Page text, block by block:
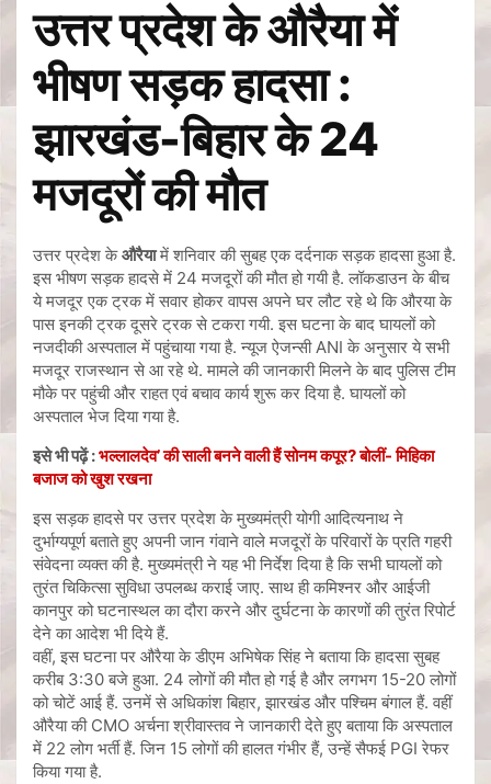
उत्तर प्रदेश के औरैया में
भीषण सड़क हादसा :
झारखंड-बिहार के 24
मजदूरों की मौत
उत्तर प्रदेश केऔरैयामें शनिवार की सुबह एक दर्दनाक सड़क हादसा हुआ है.
इस भीषण सड़क हादसे में 24 मजदूरों की मौत हो गयी है. लॉकडाउन के बीच
ये मजदूर एक ट्रक में सवार होकर वापस अपने घर लौट रहे थे कि औरया के
पास इनकी ट्रक दूसरे ट्रक से टकरा गयी. इस घटना के बाद घायलों को
नजदीकी अस्पताल में पहुंचाया गया है. न्यूज ऐजन्सी ANI के अनुसार ये सभी
मजदूर राजस्थान से आ रहे थे. मामले की जानकारी मिलने के बाद पुलिस टीम
मौके पर पहुंची और राहत एवं बचाव कार्य शुरू कर दिया है. घायलों को
अस्पताल भेज दिया गया है.
इसे भी पढ़ें :भल्‍लालदेव’ की साली बनने वाली हैं सोनम कपूर? बोलीं- मिहिका
बजाज को खुश रखना
इस सड़क हादसे पर उत्तर प्रदेश के मुख्यमंत्री योगी आदित्यनाथ ने
दुर्भाग्यपूर्ण बताते हुए अपनी जान गंवाने वाले मजदूरों के परिवारों के प्रति गहरी
संवेदना व्यक्त की है. मुख्यमंत्री ने यह भी निर्देश दिया है कि सभी घायलों को
तुरंत चिकित्सा सुविधा उपलब्ध कराई जाए. साथ ही कमिश्नर और आईजी
कानपुर को घटनास्थल का दौरा करने और दुर्घटना के कारणों की तुरंत रिपोर्ट
देने का आदेश भी दिये हैं.
वहीं, इस घटना पर औरैया के डीएम अभिषेक सिंह ने बताया कि हादसा सुबह
करीब 3:30 बजे हुआ. 24 लोगों की मौत हो गई है और लगभग 15-20 लोगों
को चोटें आई हैं. उनमें से अधिकांश बिहार, झारखंड और पश्चिम बंगाल हैं. वहीं
औरैया की CMO अर्चना श्रीवास्तव ने जानकारी देते हुए बताया कि अस्पताल
में 22 लोग भर्ती हैं. जिन 15 लोगों की हालत गंभीर हैं, उन्हें सैफई PGI रेफर
किया गया है.